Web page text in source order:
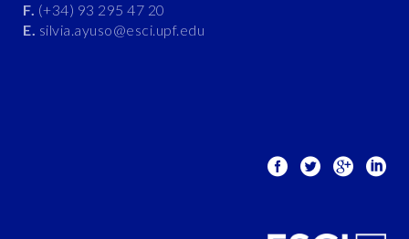
F. (+34) 93 295 47 20
E. silvia.ayuso@esci.upf.edu